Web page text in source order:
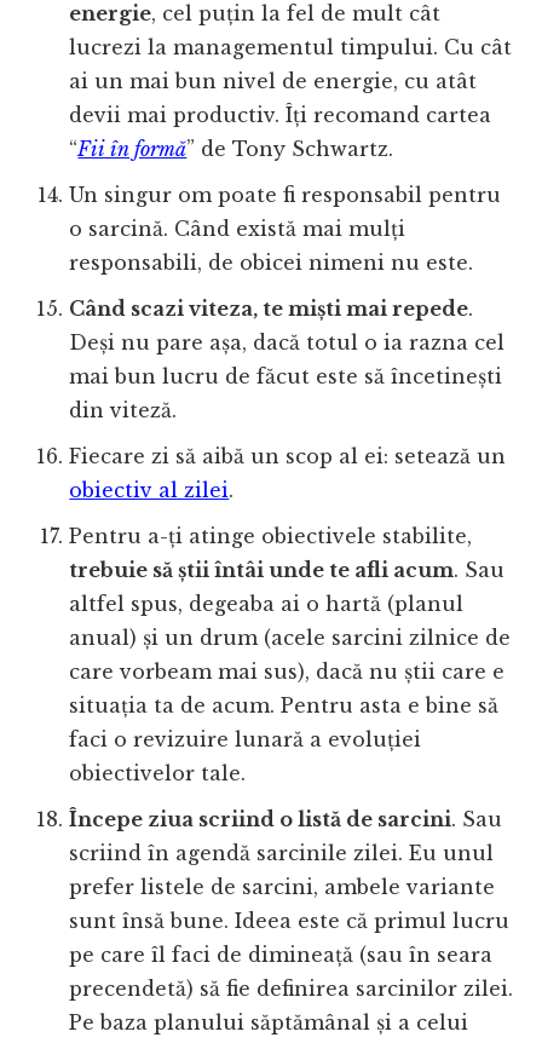
energie, cel puțin la fel de mult cât
lucrezi la managementul timpului. Cu cât
ai un mai bun nivel de energie, cu atât
devii mai productiv. Îți recomand cartea
“Fii în formă” de Tony Schwartz.
Un singur om poate fi responsabil pentru
o sarcină. Când există mai mulți
responsabili, de obicei nimeni nu este.
Când scazi viteza, te miști mai repede.
Deși nu pare așa, dacă totul o ia razna cel
mai bun lucru de făcut este să încetinești
din viteză.
Fiecare zi să aibă un scop al ei: setează un
obiectiv al zilei.
Pentru a-ți atinge obiectivele stabilite,
trebuie să știi întâi unde te afli acum. Sau
altfel spus, degeaba ai o hartă (planul
anual) și un drum (acele sarcini zilnice de
care vorbeam mai sus), dacă nu știi care e
situația ta de acum. Pentru asta e bine să
faci o revizuire lunară a evoluției
obiectivelor tale.
Începe ziua scriind o listă de sarcini. Sau
scriind în agendă sarcinile zilei. Eu unul
prefer listele de sarcini, ambele variante
sunt însă bune. Ideea este că primul lucru
pe care îl faci de dimineață (sau în seara
precendetă) să fie definirea sarcinilor zilei.
Pe baza planului săptămânal și a celui